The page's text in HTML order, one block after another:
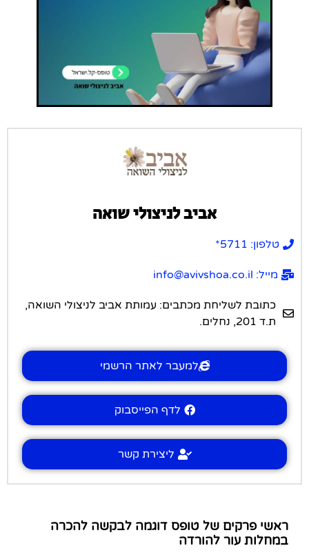
אביב לניצולי שואה
טלפון: 5711*
מייל: info@avivshoa.co.il
כתובת לשליחת מכתבים: עמותת אביב לניצולי השואה,
ת.ד 201, נחלים.
למעבר לאתר הרשמי
לדף הפייסבוק
ליצירת קשר
ראשי פרקים של טופס דוגמה לבקשה להכרה
במחלות עור להורדה